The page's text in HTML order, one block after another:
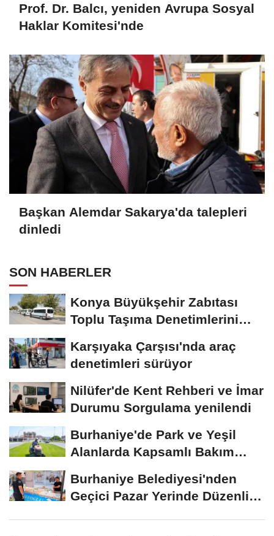
Prof. Dr. Balcı, yeniden Avrupa Sosyal
Haklar Komitesi'nde
Başkan Alemdar Sakarya'da talepleri
dinledi
SON HABERLER
Konya Büyükşehir Zabıtası
Toplu Taşıma Denetimlerini
Karşıyaka Çarşısı'nda araç
denetimleri sürüyor
Nilüfer'de Kent Rehberi ve İmar
Durumu Sorgulama yenilendi
Burhaniye'de Park ve Yeşil
Alanlarda Kapsamlı Bakım
Burhaniye Belediyesi'nden
Geçici Pazar Yerinde Düzenli